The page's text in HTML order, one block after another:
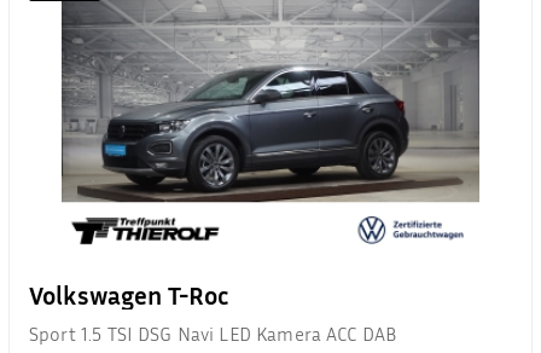
Volkswagen T-Roc
Sport 1.5 TSI DSG Navi LED Kamera ACC DAB